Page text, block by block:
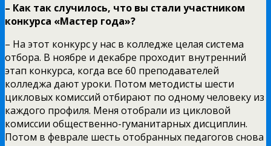
– Как так случилось, что вы стали участником
конкурса «Мастер года»?
– На этот конкурс у нас в колледже целая система
отбора. В ноябре и декабре проходит внутренний
этап конкурса, когда все 60 преподавателей
колледжа дают уроки. Потом методисты шести
цикловых комиссий отбирают по одному человеку из
каждого профиля. Меня отобрали из цикловой
комиссии общественно-гуманитарных дисциплин.
Потом в феврале шесть отобранных педагогов снова